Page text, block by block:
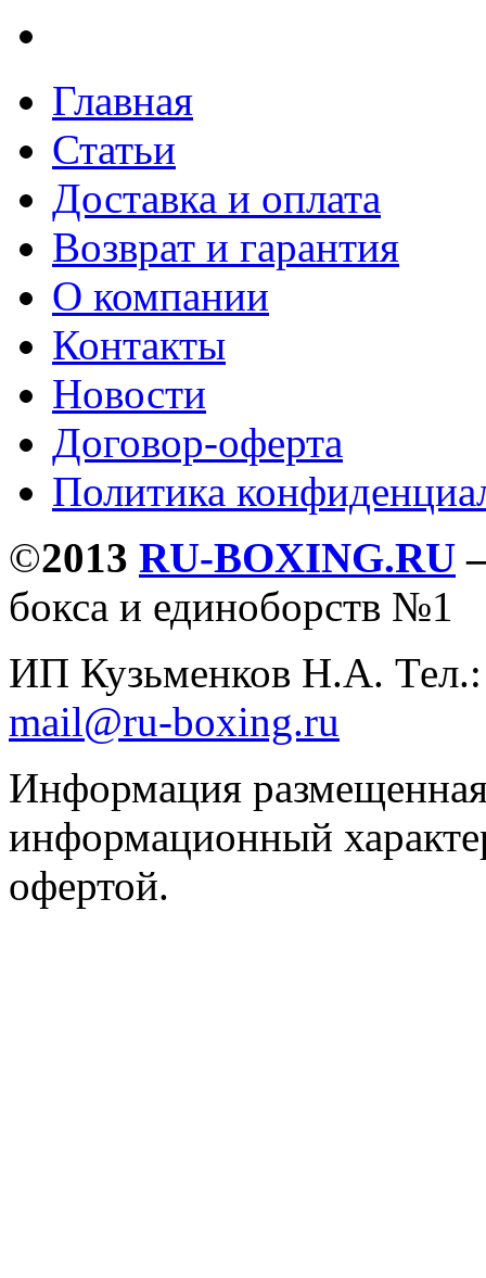
Главная
Статьи
Доставка и оплата
Возврат и гарантия
О компании
Контакты
Новости
Договор-оферта
Политика
©2013 RU-BOXING.RU
бокса и единоборств №1
ИП Кузьменков Н.А.
mail@ru-boxing.ru
Информация
информационный
офертой.